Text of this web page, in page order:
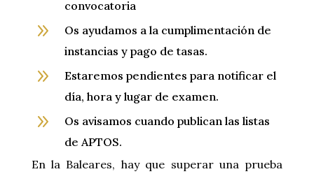
convocatoria
9
Os ayudamos a la cumplimentación de
instancias y pago de tasas.
9
Estaremos pendientes para notificar el
día, hora y lugar de examen.
9
Os avisamos cuando publican las listas
de APTOS.
En la Baleares, hay que superar una prueba